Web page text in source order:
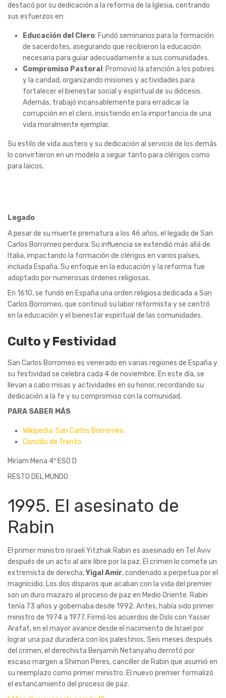
destacó por su dedicación a la reforma de la Iglesia, centrando
sus esfuerzos en:
Educación del Clero: Fundó seminarios para la formación
de sacerdotes, asegurando que recibieron la educación
necesaria para guiar adecuadamente a sus comunidades.
Compromiso Pastoral : Promovió la atención a los pobres
y la caridad, organizando misiones y actividades para
fortalecer el bienestar social y espiritual de su diócesis.
Además, trabajó incansablemente para erradicar la
corrupción en el clero, insistiendo en la importancia de una
vida moralmente ejemplar.
Su estilo de vida austero y su dedicación al servicio de los demás
lo convirtieron en un modelo a seguir tanto para clérigos como
para laicos.
Legado
A pesar de su muerte prematura a los 46 años, el legado de San
Carlos Borromeo perdura. Su influencia se extendió más allá de
Italia, impactando la formación de clérigos en varios países,
incluida España. Su enfoque en la educación y la reforma fue
adoptado por numerosas órdenes religiosas.
En 1610, se fundó en España una orden religiosa dedicada a San
Carlos Borromeo, que continuó su labor reformista y se centró
en la educación y el bienestar espiritual de las comunidades.
Culto y Festividad
San Carlos Borromeo es venerado en varias regiones de España y
su festividad se celebra cada 4 de noviembre. En este día, se
llevan a cabo misas y actividades en su honor, recordando su
dedicación a la fe y su compromiso con la comunidad.
PARA SABER MÁS
Wikipedia: San Carlos Borromeo
Concilio de Trento
Miriam Mena 4º ESO D
RESTO DEL MUNDO
1995. El asesinato de
Rabin
El primer ministro israelí Yitzhak Rabin es asesinado en Tel Aviv
después de un acto al aire libre por la paz. El crimen lo comete un
extremista de derecha,Yigal Amir, condenado a perpetua por el
magnicidio. Los dos disparos que acaban con la vida del premier
son un duro mazazo al proceso de paz en Medio Oriente. Rabin
tenía 73 años y gobernaba desde 1992. Antes, había sido primer
ministro de 1974 a 1977. Firmó los acuerdos de Oslo con Yasser
Arafat, en el mayor avance desde el nacimiento de Israel por
lograr una paz duradera con los palestinos. Seis meses después
del crimen, el derechista Benjamín Netanyahu derrotó por
escaso margen a Shimon Peres, canciller de Rabin que asumió en
su reemplazo como primer ministro. El nuevo premier formalizó
el estancamiento del proceso de paz.